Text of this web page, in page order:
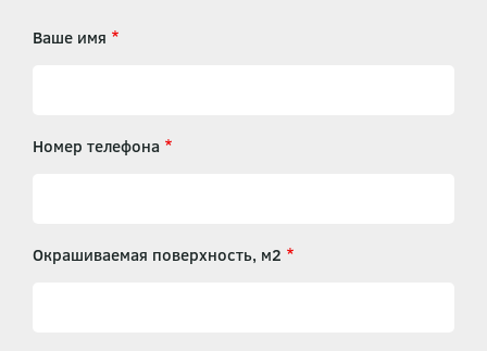
Ваше имя
Номер телефона
Окрашиваемая поверхность, м2